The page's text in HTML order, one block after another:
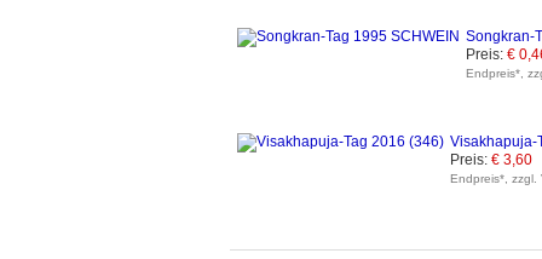
Songkran-
Preis: €
Endpreis*,
Visakhapuja-
Preis: € 3,60
Endpreis*, zzgl.